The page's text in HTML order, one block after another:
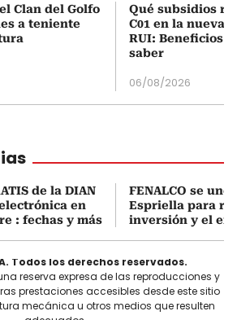
Clan del Golfo
a teniente
Qué subsidios
C01 en la nueva
RUI: Beneficios
saber
06/08/2026
de la DIAN
en
: fechas y más
FENALCO se une
Espriella para
inversión y el
Todos los derechos reservados.
reserva expresa de las reproducciones y
prestaciones accesibles desde este sitio
mecánica u otros medios que resulten